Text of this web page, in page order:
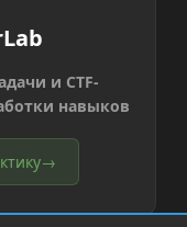
и CTF-
навыков
→